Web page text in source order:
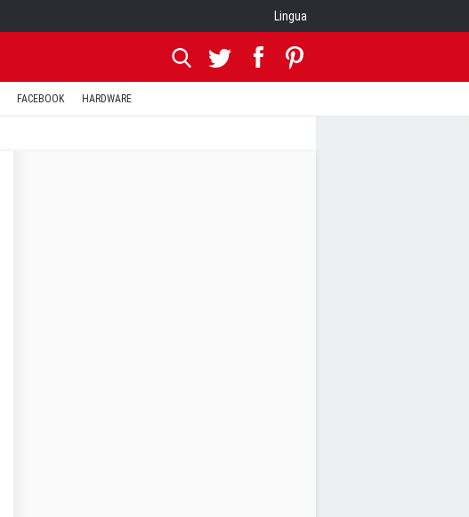
Lingua
FACEBOOK HARDWARE